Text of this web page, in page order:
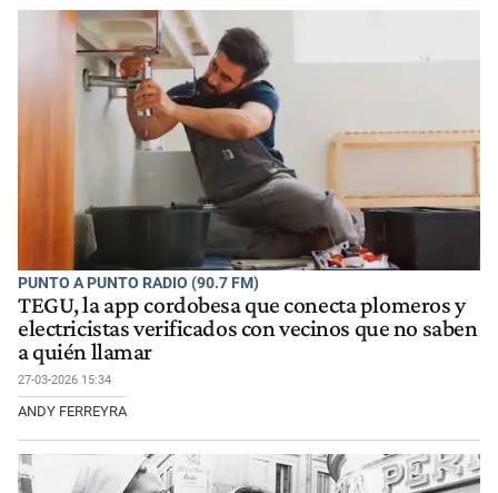
PUNTO A PUNTO RADIO (90.7 FM)
TEGU, la app cordobesa que conecta plomeros y
electricistas verificados con vecinos que no saben
a quién llamar
27-03-2026 15:34
ANDY FERREYRA